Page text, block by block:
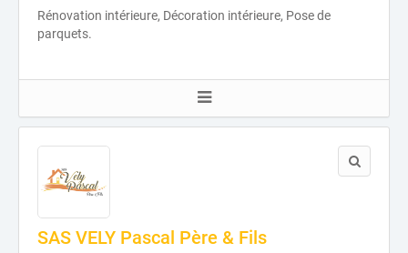
Rénovation intérieure, Décoration intérieure, Pose de
parquets.
SAS VELY Pascal Père & Fils